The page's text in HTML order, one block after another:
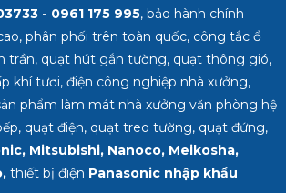
- 0961 175 995, bảo hành chính
phân phối trên toàn quốc, công tắc ổ
trần, quạt hút gắn tường, quạt thông gió,
khí tươi, điện công nghiệp nhà xưởng,
phẩm làm mát nhà xưởng văn phòng hệ
quạt điện, quạt treo tường, quạt đứng,
Mitsubishi, Nanoco, Meikosha,
thiết bị điện Panasonic nhập khẩu